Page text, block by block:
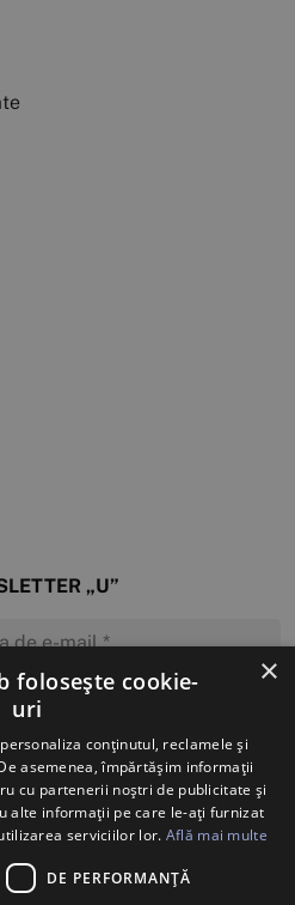
„U”
ABONEZ
×
folosește cookie-
uri
conținutul, reclamele și
asemenea, împărtășim informații
cu partenerii noștri de publicitate și
alte informații pe care le-ați furnizat
serviciilor lor. Află mai multe
DE PERFORMANȚĂ